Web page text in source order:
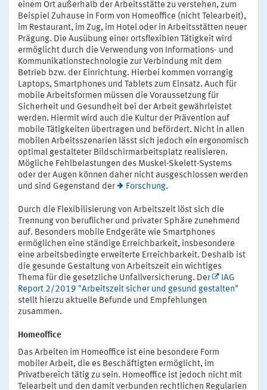
einem Ort außerhalb der Arbeitsstätte zu verstehen, zum
Beispiel Zuhause in Form von Homeoffice (nicht Telearbeit),
im Restaurant, im Zug, im Hotel oder in Arbeitsstätten neuer
Prägung. Die Ausübung einer ortsflexiblen Tätigkeit wird
ermöglicht durch die Verwendung von Informations- und
Kommunikationstechnologie zur Verbindung mit dem
Betrieb bzw. der Einrichtung. Hierbei kommen vorrangig
Laptops, Smartphones und Tablets zum Einsatz. Auch für
mobile Arbeitsformen müssen die Voraussetzung für
Sicherheit und Gesundheit bei der Arbeit gewährleistet
werden. Hiermit wird auch die Kultur der Prävention auf
mobile Tätigkeiten übertragen und befördert. Nicht in allen
mobilen Arbeitsszenarien lässt sich jedoch ein ergonomisch
optimal gestalteter Bildschirmarbeitsplatz realisieren.
Mögliche Fehlbelastungen des Muskel-Skelett-Systems
oder der Augen können daher nicht ausgeschlossen werden
und sind Gegenstand der
Forschung.
Durch die Flexibilisierung von Arbeitszeit löst sich die
Trennung von beruflicher und privater Sphäre zunehmend
auf. Besonders mobile Endgeräte wie Smartphones
ermöglichen eine ständige Erreichbarkeit, insbesondere
eine arbeitsbedingte erweiterte Erreichbarkeit. Deshalb ist
die gesunde Gestaltung von Arbeitszeit ein wichtiges
Thema für die gesetzliche Unfallversicherung. Der
IAG
Report 2/2019 "Arbeitszeit sicher und gesund gestalten"
stellt hierzu aktuelle Befunde und Empfehlungen
zusammen.
Homeoffice
Das Arbeiten im Homeoffice ist eine besondere Form
mobiler Arbeit, die es Beschäftigten ermöglicht, im
Privatbereich tätig zu sein. Homeoffice ist jedoch nicht mit
Telearbeit und den damit verbunden rechtlichen Regularien